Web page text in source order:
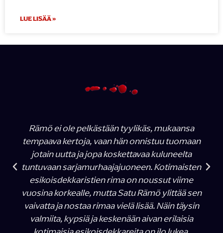
LUE LISÄÄ »
Rämö ei ole pelkästään tyylikäs, mukaansa
tempaava kertoja, vaan hän onnistuu tuomaan
jotain uutta ja jopa koskettavaa kuluneelta
tuntuvaan sarjamurhaajajuoneen. Kotimaisten
esikoisdekkaristien rima on noussut viime
vuosina korkealle, mutta Satu Rämö ylittää sen
vaivatta ja nostaa rimaa vielä lisää. Näin täysin
valmiita, kypsiä ja keskenään aivan erilaisia